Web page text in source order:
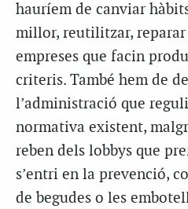
hauríem de canviar
millor, reutilitzar,
empreses que facin
criteris. També hem de
l’administració que
normativa existent,
reben dels lobbys que
s’entri en la prevenció,
de begudes o les